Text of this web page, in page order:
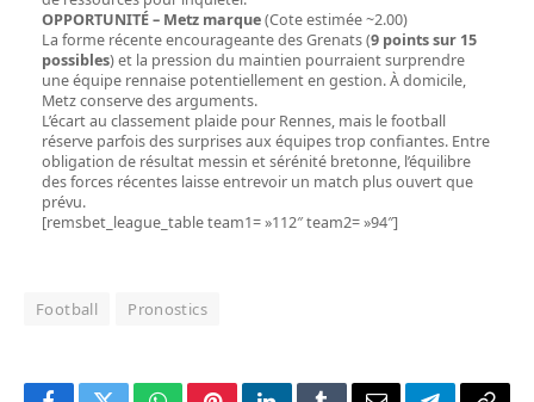
OPPORTUNITÉ – Metz marque(Cote estimée ~2.00)
La forme récente encourageante des Grenats (9 points sur 15
possibles) et la pression du maintien pourraient surprendre
une équipe rennaise potentiellement en gestion. À domicile,
Metz conserve des arguments.
L’écart au classement plaide pour Rennes, mais le football
réserve parfois des surprises aux équipes trop confiantes. Entre
obligation de résultat messin et sérénité bretonne, l’équilibre
des forces récentes laisse entrevoir un match plus ouvert que
prévu.
[remsbet_league_table team1= »112″ team2= »94″]
Football Pronostics